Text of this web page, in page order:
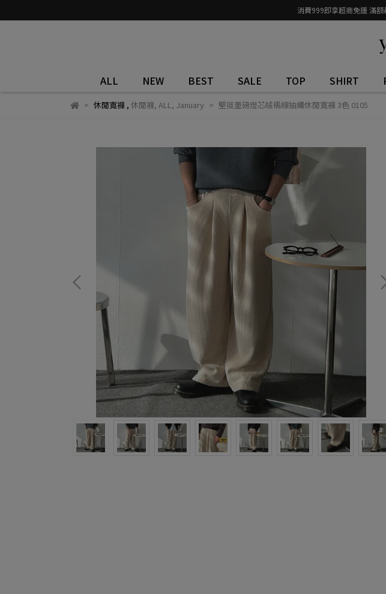
消費999即享超商免運 滿
ALL NEW BEST SALE TOP SHIRT
休閒寬褲, 休閒褲, ALL, January 堅挺重磅燈芯絨褶線抽繩休閒寬褲 3色 0105